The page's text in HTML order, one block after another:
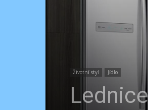
Životní styl Jídlo